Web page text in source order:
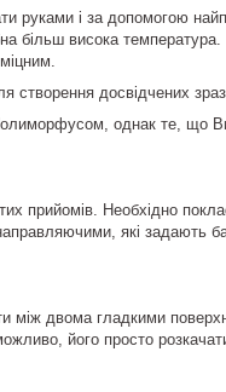
і за допомогою
більш висока температура.
досвідчених
Полиморфусом, однак те,
прийомів. Необхідно
які
між двома гладкими
його просто